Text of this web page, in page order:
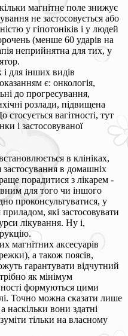
магнітне поле знижує
не застосовується або
у гіпотоніків і у людей
(менше 60 ударів на
неприйнятна для тих, у
і для інших видів
є: онкологія,
до прогресування,
розлади, підвищена
стосується вагітності, тут
і застосовуваної
в клініках,
в домашніх
порадитися з лікарем -
для того чи іншого
проконсультуватися, у
які застосовувати
лікування. Ну і,
магнітних аксесуарів
а також поясів,
гарантувати відчутний
як мінімум
формуються цими
Точно можна сказати лише
вони здатні
тільки на власному